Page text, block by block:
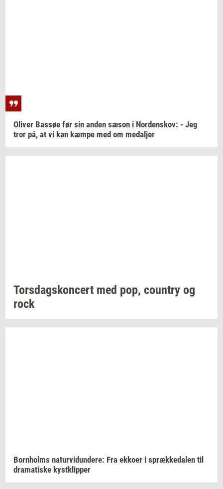
Oli­ver Bas­søe før sin anden sæson i Nor­denskov: - Jeg
tror på, at vi kan kæmpe med om me­dal­jer
Tors­dags­kon­cert med pop, co­un­try og
rock
Born­holms na­tur­vi­dun­de­re: Fra ek­ko­er i spræk­ke­da­len til
dra­ma­ti­ske kyst­klip­per